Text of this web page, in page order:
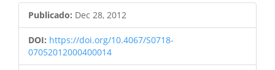
Publicado: Dec 28, 2012
DOI: https://doi.org/10.4067/S0718-
07052012000400014